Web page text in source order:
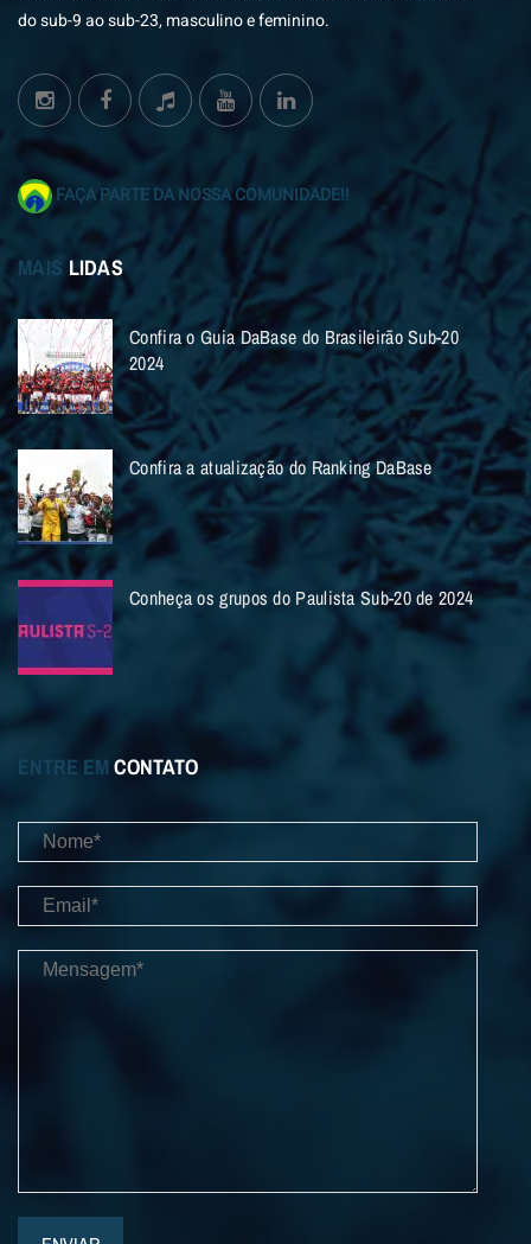
do sub-9 ao sub-23, masculino e feminino.
FAÇA PARTE DA NOSSA COMUNIDADE!!
MAIS LIDAS
Confira o Guia DaBase do Brasileirão Sub-20
2024
Confira a atualização do Ranking DaBase
Conheça os grupos do Paulista Sub-20 de 2024
ENTRE EM CONTATO